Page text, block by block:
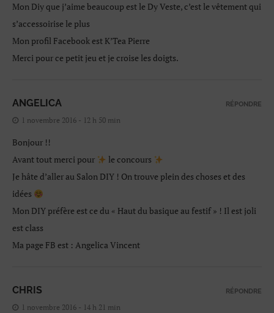
Mon Diy que j’aime beaucoup est le Dy Veste, c’est le vêtement qui
s’accessoirise le plus
Mon profil Facebook est K’Tea Pierre
Merci pour ce petit jeu et je croise les doigts.
ANGELICA
1 novembre 2016 - 12 h 50 min
Bonjour !!
Avant tout merci pour
le concours
Je hâte d’aller au Salon DIY ! On trouve plein des choses et des
idées
Mon DIY préfère est ce du « Haut du basique au festif » ! Il est joli
est class
Ma page FB est : Angelica Vincent
RÉPONDRE
CHRIS
1 novembre 2016 - 14 h 21 min
RÉPONDRE